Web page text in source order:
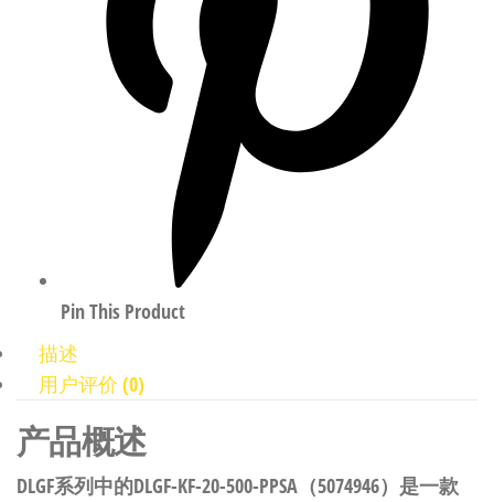
Pin This Product
描述
用户评价 (0)
产品概述
DLGF系列中的DLGF-KF-20-500-PPSA（5074946）是一款